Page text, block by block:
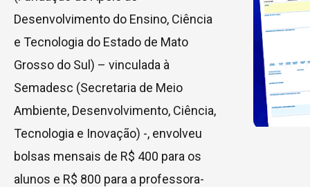
Desenvolvimento do Ensino, Ciência
e Tecnologia do Estado de Mato
Grosso do Sul) – vinculada à
Semadesc (Secretaria de Meio
Ambiente, Desenvolvimento, Ciência,
Tecnologia e Inovação) -, envolveu
bolsas mensais de R$ 400 para os
alunos e R$ 800 para a professora-